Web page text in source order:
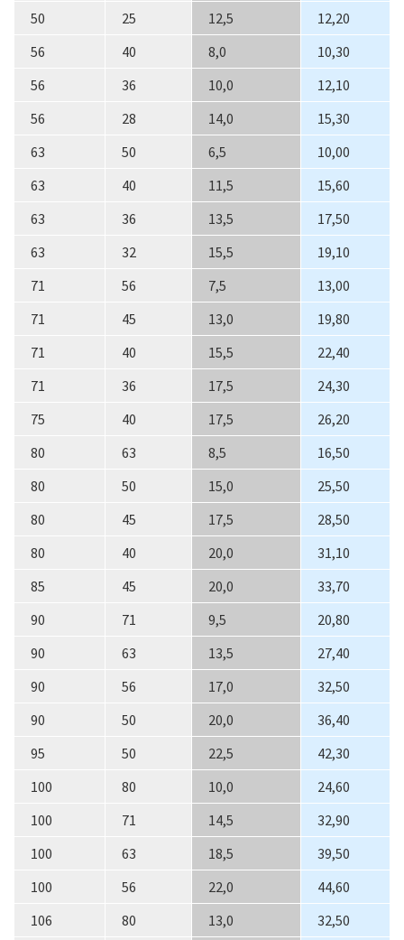
50
25 12,5
12,20
56
40 8,0
10,30
56
36 10,0
12,10
56
28 14,0
15,30
63
50 6,5
10,00
63
40 11,5
15,60
63
36 13,5
17,50
63
32 15,5
19,10
71
56 7,5
13,00
71
45 13,0
19,80
71
40 15,5
22,40
71
36 17,5
24,30
75
40 17,5
26,20
80
63 8,5
16,50
80
50 15,0
25,50
80
45 17,5
28,50
80
40 20,0
31,10
85
45 20,0
33,70
90
71 9,5
20,80
90
63 13,5
27,40
90
56 17,0
32,50
90
50 20,0
36,40
95
50 22,5
42,30
100
80 10,0
24,60
100
71 14,5
32,90
100
63 18,5
39,50
100
56 22,0
44,60
106
80 13,0 32,50